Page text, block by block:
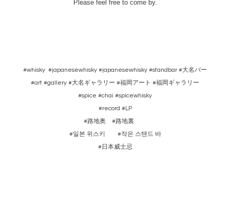
Please feel free to come by.
#whisky #japanesewhisky #japanesewhisky #standbar #大名バー
#art #gallery #大名ギャラリー #福岡アート #福岡ギャラリー
#spice #chai #spicewhisky
#record #LP
#路地奥 #路地裏
#일본 위스키 #작은 스탠드 바
#日本威士忌